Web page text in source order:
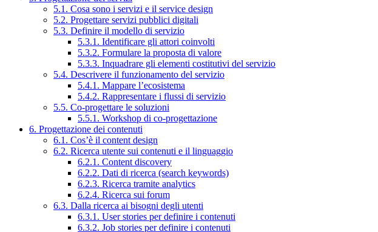
5.1. Cosa sono i servizi e il service design
5.2. Progettare servizi pubblici digitali
5.3. Definire il modello di servizio
5.3.1. Identificare gli attori coinvolti
5.3.2. Formulare la proposta di valore
5.3.3. Inquadrare gli elementi costitutivi del servizio
5.4. Descrivere il funzionamento del servizio
5.4.1. Mappare l’ecosistema
5.4.2. Rappresentare i flussi di servizio
5.5. Co-progettare le soluzioni
5.5.1. Workshop di co-progettazione
6. Progettazione dei contenuti
6.1. Cos’è il content design
6.2. Ricerca utente sui contenuti e il linguaggio
6.2.1. Content discovery
6.2.2. Dati di ricerca (search keywords)
6.2.3. Ricerca tramite analytics
6.2.4. Ricerca sui forum
6.3. Dalla ricerca ai bisogni degli utenti
6.3.1. User stories per definire i contenuti
6.3.2. Job stories per definire i contenuti